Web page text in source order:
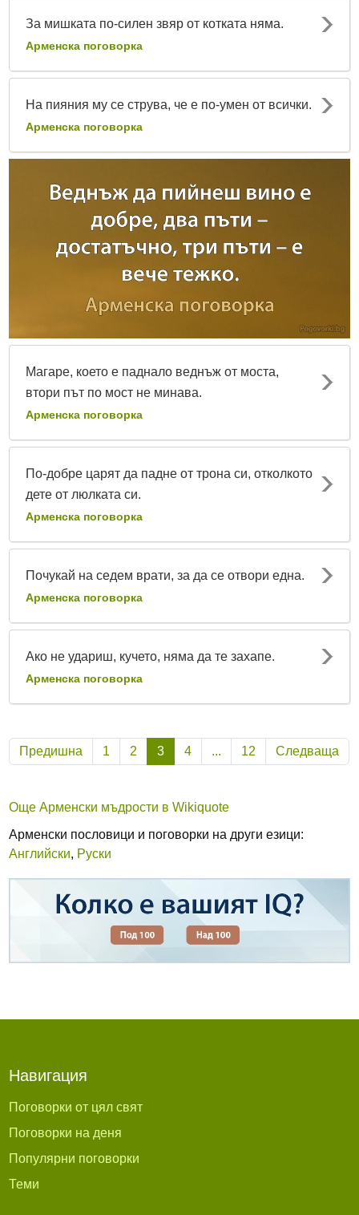
За мишката по-силен звяр от котката няма.
Арменска поговорка
На пияния му се струва, че е по-умен от всички.
Арменска поговорка
Магаре, което е паднало веднъж от моста,
втори път по мост не минава.
Арменска поговорка
По-добре царят да падне от трона си, отколкото
дете от люлката си.
Арменска поговорка
Почукай на седем врати, за да се отвори една.
Арменска поговорка
Ако не удариш, кучето, няма да те захапе.
Арменска поговорка
Предишна 1 2 3(Текуща)
4 ... 12 Следваща
Още Арменски мъдрости в Wikiquote
Арменски пословици и поговорки на други езици:
Английски, Руски
Навигация
Поговорки от цял свят
Поговорки на деня
Популярни поговорки
Теми